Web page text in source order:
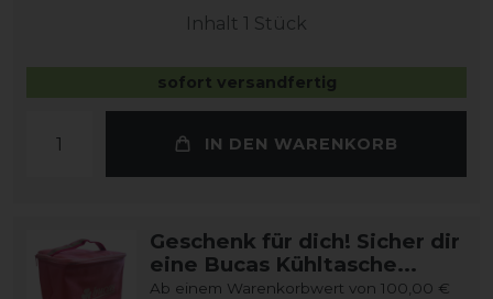
Inhalt 1 Stück
sofort versandfertig
IN DEN WARENKORB
Geschenk für dich! Sicher dir
eine Bucas Kühltasche...
Ab einem Warenkorbwert von 100,00 €